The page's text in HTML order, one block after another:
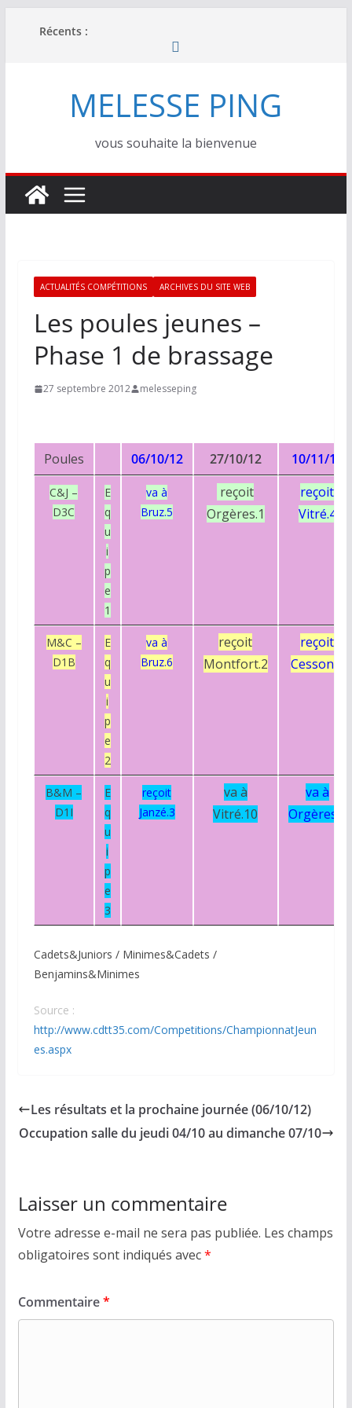
Récents :
MELESSE PING
vous souhaite la bienvenue
ACTUALITÉS COMPÉTITIONS ARCHIVES DU SITE WEB
Les poules jeunes –
Phase 1 de brassage
27 septembre 2012 melesseping
Poules 06/10/12 27/10/12 10/11/12
C&J –
D3C
E
q
u
i
p
e
1
va à
Bruz.5
reçoit
Orgères.1
reçoit
Vitré.4
M&C –
D1B
E
q
u
i
p
e
2
va à
Bruz.6
reçoit
Montfort.2
reçoit
Cesson.3
B&M –
D1I
E
q
u
i
p
e
3
reçoit
Janzé.3
va à
Vitré.10
va à
Orgères.2
Cadets&Juniors / Minimes&Cadets /
Benjamins&Minimes
Source :
http://www.cdtt35.com/Competitions/ChampionnatJeun
es.aspx
Les résultats et la prochaine journée (06/10/12)
Occupation salle du jeudi 04/10 au dimanche 07/10
Laisser un commentaire
Votre adresse e-mail ne sera pas publiée. Les champs
obligatoires sont indiqués avec*
Commentaire*